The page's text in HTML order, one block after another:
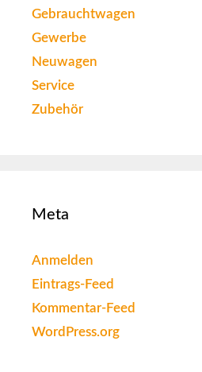
Gebrauchtwagen
Gewerbe
Neuwagen
Service
Zubehör
Meta
Anmelden
Eintrags-Feed
Kommentar-Feed
WordPress.org